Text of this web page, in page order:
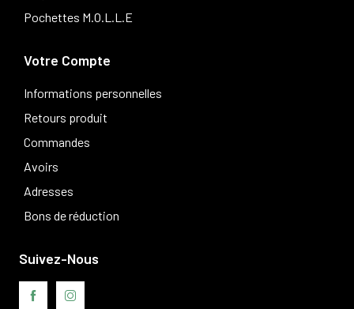
Pochettes M.O.L.L.E
Votre Compte
Informations personnelles
Retours produit
Commandes
Avoirs
Adresses
Bons de réduction
Suivez-Nous